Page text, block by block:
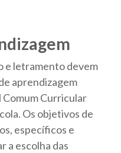
e letramento devem
aprendizagem
Comum Curricular
Os objetivos de
específicos e
a escolha das